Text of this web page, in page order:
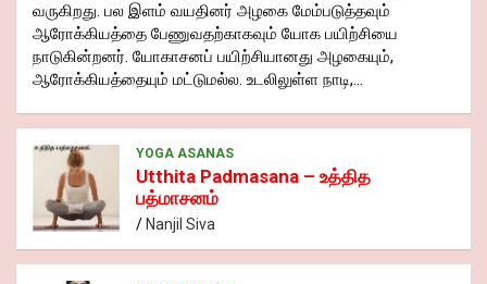
வருகிறது. பல இளம் வயதினர் அழகை மேம்படுத்தவும்
ஆரோக்கியத்தை பேணுவதற்காகவும் யோக பயிற்சியை
நாடுகின்றனர். யோகாசனப் பயிற்சியானது அழகையும்,
ஆரோக்கியத்தையும் மட்டுமல்ல. உடலிலுள்ள நாடி,…
YOGA ASANAS
Utthita Padmasana – உத்தித
பத்மாசனம்
Nanjil Siva